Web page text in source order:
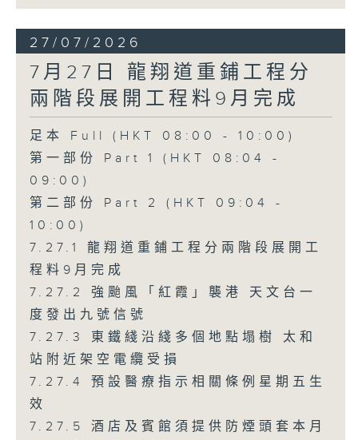
27/07/2026
7月27日 龍翔道重鋪工程分
兩階段展開工程料9月完成
足本 Full (HKT 08:00 - 10:00)
第一部份 Part 1 (HKT 08:04 -
09:00)
第二部份 Part 2 (HKT 09:04 -
10:00)
7.27.1 龍翔道重鋪工程分兩階段展開工
程料9月完成
7.27.2 強颱風「紅霞」襲港 天文台一
度發出九號信號
7.27.3 東鐵綫沿綫多個地點塌樹 太和
站附近架空電纜受損
7.27.4 預設醫療指示相關條例星期五生
效
7.27.5 酒店及賓館須提供防煙頭套本月